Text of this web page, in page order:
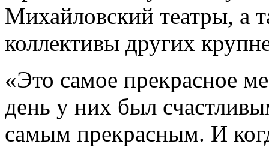
Михайловский театры, а
коллективы других
«Это самое прекрасное
день у них был
самым прекрасным. И